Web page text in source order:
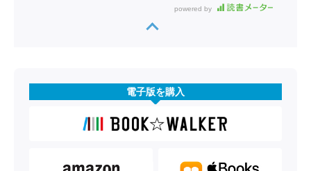
powered by
電子版を購入